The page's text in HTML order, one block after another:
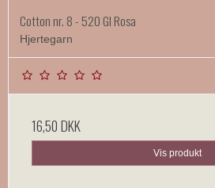
Cotton nr. 8 - 520 Gl Rosa
Hjertegarn
16,50 DKK
Vis produkt